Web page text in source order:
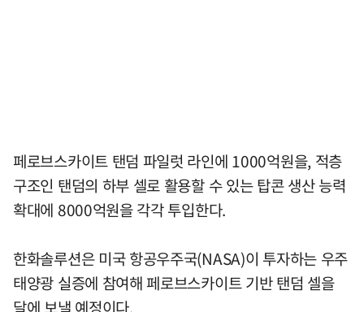
페로브스카이트 탠덤 파일럿 라인에 1000억원을, 적층
구조인 탠덤의 하부 셀로 활용할 수 있는 탑콘 생산 능력
확대에 8000억원을 각각 투입한다.
한화솔루션은 미국 항공우주국(NASA)이 투자하는 우주
태양광 실증에 참여해 페로브스카이트 기반 탠덤 셀을
달에 보낼 예정이다.